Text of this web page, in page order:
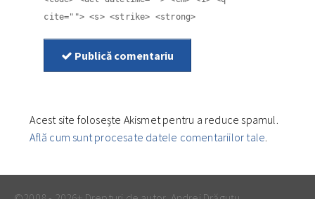
cite=""> <s> <strike> <strong>
Publică comentariu
Acest site folosește Akismet pentru a reduce spamul.
Află cum sunt procesate datele comentariilor tale.